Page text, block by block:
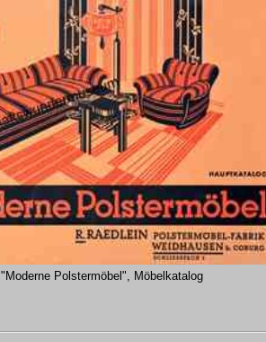
"Moderne Polstermöbel", Möbelkatalog